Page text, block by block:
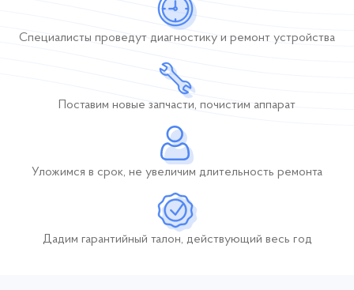
Специалисты проведут диагностику и ремонт устройства
Поставим новые запчасти, почистим аппарат
Уложимся в срок, не увеличим длительность ремонта
Дадим гарантийный талон, действующий весь год